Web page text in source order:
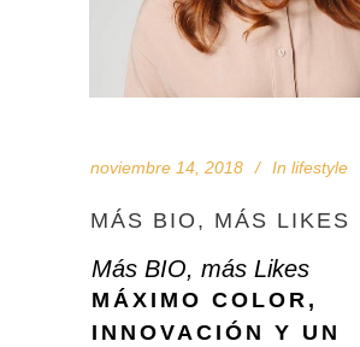
noviembre 14, 2018 In lifestyle
MÁS BIO, MÁS LIKES
Más BIO, más Likes
MÁXIMO COLOR,
INNOVACIÓN Y UN